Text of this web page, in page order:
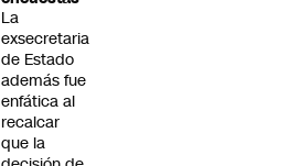
La
exsecretaria
de Estado
además fue
enfática al
recalcar
que la